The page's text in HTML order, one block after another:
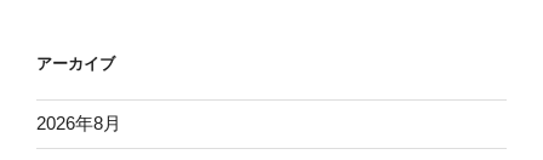
アーカイブ
2026年8月